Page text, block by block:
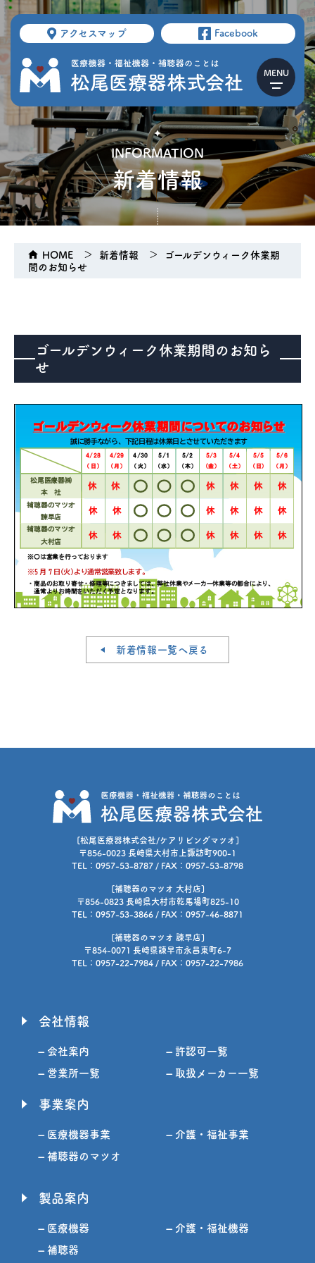
アクセスマップ Facebook
医療機器事業
介護・福祉事業
INFORMATION
新着情報
HOME 新着情報
ゴールデンウィーク休業期
間のお知らせ
ゴールデンウィーク休業期間のお知ら
せ
新着情報一覧へ戻る
[松尾医療器株式会社/ケアリビングマツオ]
〒856-0023 長崎県大村市上諏訪町900-1
TEL：0957-53-8787 / FAX：0957-53-8798
[補聴器のマツオ 大村店]
〒856-0823 長崎県大村市乾馬場町825-10
TEL：0957-53-3866 / FAX：0957-46-8871
[補聴器のマツオ 諫早店]
〒854-0071 長崎県諫早市永昌東町6-7
TEL：0957-22-7984 / FAX：0957-22-7986
会社情報
– 会社案内 – 許認可一覧
– 営業所一覧 – 取扱メーカー一覧
事業案内
– 医療機器事業 – 介護・福祉事業
– 補聴器のマツオ
製品案内
– 医療機器 – 介護・福祉機器
– 補聴器